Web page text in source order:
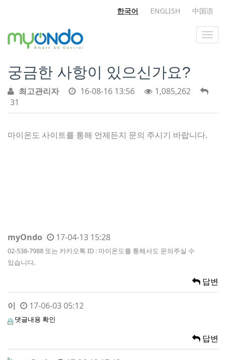
한국어 ENGLISH 中国语
궁금한 사항이 있으신가요?
최고관리자 16-08-16 13:56
1,085,262
31
마이온도 사이트를 통해 언제든지 문의 주시기 바랍니다.
myOndo 17-04-13 15:28
02-538-7988 또는 카카오톡 ID : 마이온도를 통해서도 문의주실 수
있습니다.
답변
이 17-06-03 05:12
댓글내용 확인
답변